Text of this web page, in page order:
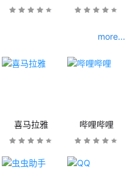
more...
喜马拉雅 哔哩哔哩